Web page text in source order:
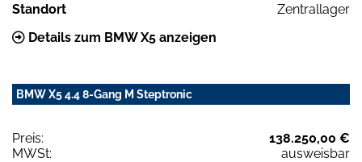
Standort
Zentrallager
Details zum BMW X5 anzeigen
BMW X5 4.4 8-Gang M Steptronic
Preis:
138.250,00 €
MWSt:
ausweisbar